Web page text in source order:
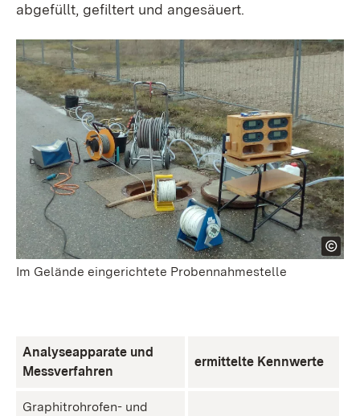
abgefüllt, gefiltert und angesäuert.
Im Gelände eingerichtete Probennahmestelle
Analyseapparate und
Messverfahren
ermittelte Kennwerte
Graphitrohrofen- und